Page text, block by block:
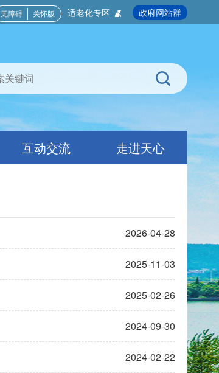
无障碍 关怀版 适老化专区 政府网站群
互动交流 走进天心
2026-04-28
2025-11-03
2025-02-26
2024-09-30
2024-02-22